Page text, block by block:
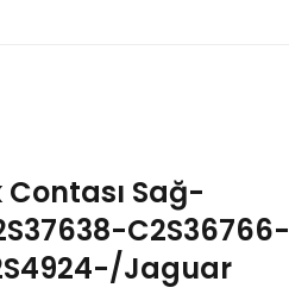
Sağ-
C2S36766-
Jaguar